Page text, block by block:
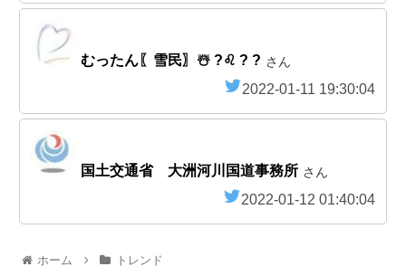
むったん〖雪民〗☃️ ?♌️ ? ? さん
2022-01-11 19:30:04
国土交通省 大洲河川国道事務所 さん
2022-01-12 01:40:04
ホーム トレンド